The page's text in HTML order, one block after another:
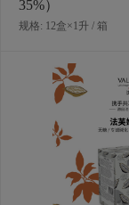
35%）
规格: 12盒×1升 / 箱